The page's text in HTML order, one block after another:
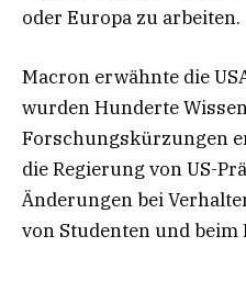
oder Europa zu arbeiten.
Macron erwähnte die
wurden Hunderte
Forschungskürzungen
die Regierung von US-
Änderungen bei
von Studenten und